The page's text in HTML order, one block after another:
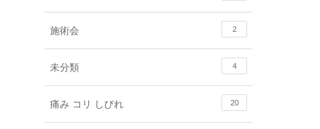
施術会 2
未分類 4
痛み コリ しびれ 20